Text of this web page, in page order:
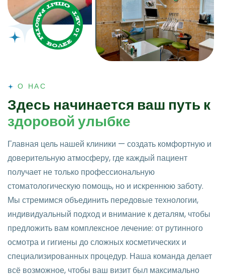
О НАС
Здесь начинается ваш путь к
здоровойулыбке
Главная цель нашей клиники — создать комфортную и
доверительную атмосферу, где каждый пациент
получает не только профессиональную
стоматологическую помощь, но и искреннюю заботу.
Мы стремимся объединить передовые технологии,
индивидуальный подход и внимание к деталям, чтобы
предложить вам комплексное лечение: от рутинного
осмотра и гигиены до сложных косметических и
специализированных процедур. Наша команда делает
всё возможное, чтобы ваш визит был максимально